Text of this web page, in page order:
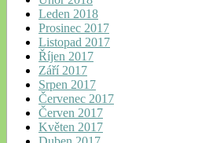
Leden 2018
Prosinec 2017
Listopad 2017
Říjen 2017
Září 2017
Srpen 2017
Červenec 2017
Červen 2017
Květen 2017